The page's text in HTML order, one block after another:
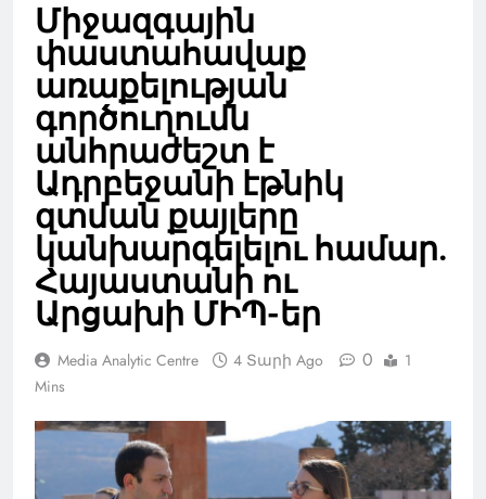
Միջազգային
փաստահավաք
առաքելության
գործուղումն
անհրաժեշտ է
Ադրբեջանի էթնիկ
զտման քայլերը
կանխարգելելու համար.
Հայաստանի ու
Արցախի ՄԻՊ-եր
Media Analytic Centre 4 Տարի Ago 0
1
Mins